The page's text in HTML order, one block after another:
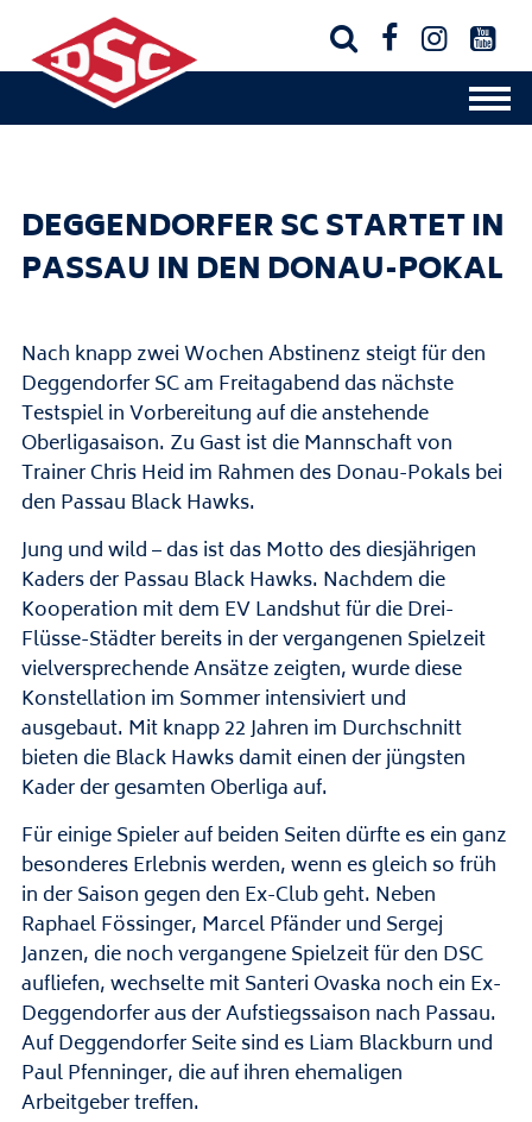
   
DEGGENDORFER SC STARTET IN
PASSAU IN DEN DONAU-POKAL
Nach knapp zwei Wochen Abstinenz steigt für den
Deggendorfer SC am Freitagabend das nächste
Testspiel in Vorbereitung auf die anstehende
Oberligasaison. Zu Gast ist die Mannschaft von
Trainer Chris Heid im Rahmen des Donau-Pokals bei
den Passau Black Hawks.
Jung und wild – das ist das Motto des diesjährigen
Kaders der Passau Black Hawks. Nachdem die
Kooperation mit dem EV Landshut für die Drei-
Flüsse-Städter bereits in der vergangenen Spielzeit
vielversprechende Ansätze zeigten, wurde diese
Konstellation im Sommer intensiviert und
ausgebaut. Mit knapp 22 Jahren im Durchschnitt
bieten die Black Hawks damit einen der jüngsten
Kader der gesamten Oberliga auf.
Für einige Spieler auf beiden Seiten dürfte es ein ganz
besonderes Erlebnis werden, wenn es gleich so früh
in der Saison gegen den Ex-Club geht. Neben
Raphael Fössinger, Marcel Pfänder und Sergej
Janzen, die noch vergangene Spielzeit für den DSC
aufliefen, wechselte mit Santeri Ovaska noch ein Ex-
Deggendorfer aus der Aufstiegssaison nach Passau.
Auf Deggendorfer Seite sind es Liam Blackburn und
Paul Pfenninger, die auf ihren ehemaligen
Arbeitgeber treffen.